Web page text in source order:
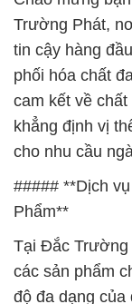
khẳng định vị
cho nhu cầu
##### **Dịch
Phẩm**
Tại Đắc Trường
các sản phẩm
độ đa dạng của
thủy tinh, chúng
chuyên dụng
trình sản xuất
chúng tôi sẵn